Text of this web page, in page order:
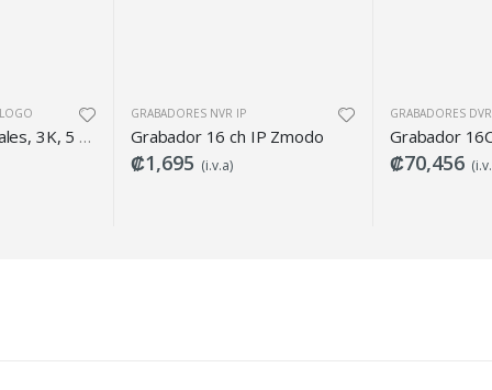
Zmodo
GRABADORES DVR ANÁLOGO
₡70,456 (i.v.a)
GRABADORES
Grabador 8
₡26,129